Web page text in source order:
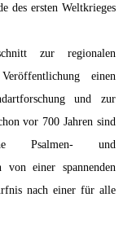
des ersten Weltkrieges
zur regionalen
einen
und zur
vor 700 Jahren sind
Psalmen- und
von einer spannenden
nach einer für alle